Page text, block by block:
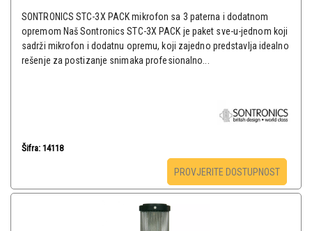
SONTRONICS STC-3X PACK mikrofon sa 3 paterna i dodatnom
opremom Naš Sontronics STC-3X PACK je paket sve-u-jednom koji
sadrži mikrofon i dodatnu opremu, koji zajedno predstavlja idealno
rešenje za postizanje snimaka profesionalno...
Šifra: 14118
PROVJERITE DOSTUPNOST